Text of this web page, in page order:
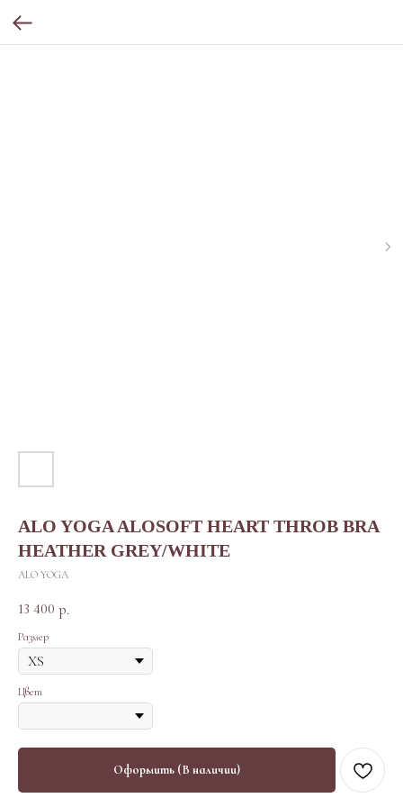
ALO YOGA ALOSOFT HEART THROB BRA
HEATHER GREY/WHITE
ALO YOGA
13 400 р.
Размер
Цвет
Оформить (В наличии)